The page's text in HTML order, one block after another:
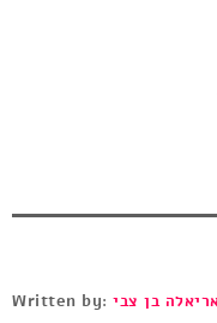
Written by:בן צבי